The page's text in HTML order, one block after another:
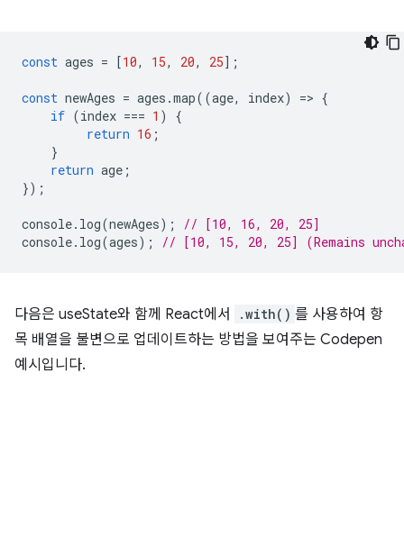
const ages = [10, 15, 20, 25];
const newAges = ages .map((age, index) => {
if (index === 1 )
{
return 16 ;
}
return age ;
});
console. log(newAges);
// [10, 16, 20, 25]
console. log(ages); // [10, 15, 20, 25] (Remains
다음은 useState와 함께 React에서 .with() 를 사용하여 항
목 배열을 불변으로 업데이트하는 방법을 보여주는 Codepen
예시입니다.